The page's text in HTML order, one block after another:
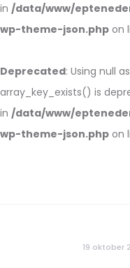
in /data/www/
wp-theme-json.php on
Deprecated: Using null
array_key_exists() is
in /data/www/
wp-theme-json.php on
19 oktober